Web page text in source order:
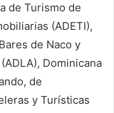
de Turismo de
(ADETI),
de Naco y
Dominicana
de
y Turísticas